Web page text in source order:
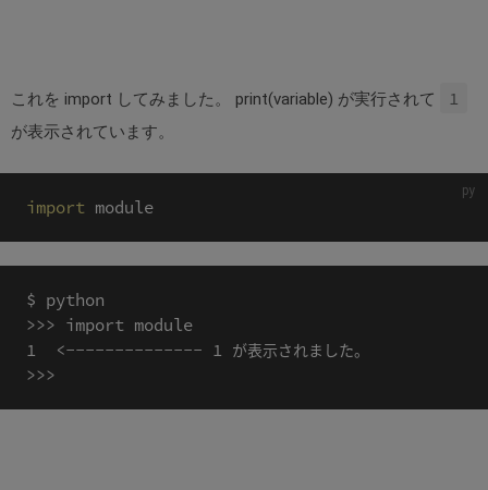
これを import してみました。 print(variable) が実行されて 1
が表示されています。
import
$ python
>>> import module
1  <-------------- 1 が表示されました。